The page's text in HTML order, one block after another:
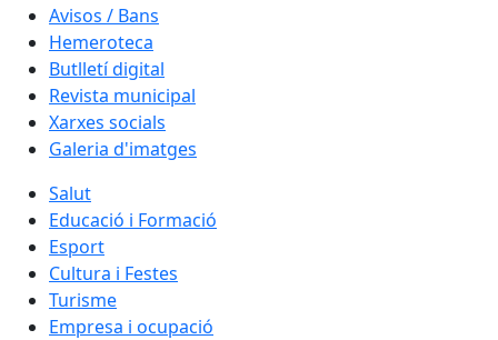
Avisos / Bans
Hemeroteca
Butlletí digital
Revista municipal
Xarxes socials
Galeria d'imatges
Salut
Educació i Formació
Esport
Cultura i Festes
Turisme
Empresa i ocupació